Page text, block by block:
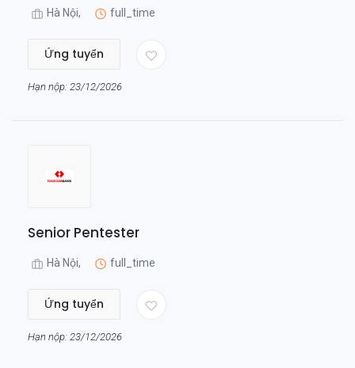
Hà Nội, full_time
Ứng tuyển
Hạn nộp: 23/12/2026
Senior Pentester
Hà Nội, full_time
Ứng tuyển
Hạn nộp: 23/12/2026